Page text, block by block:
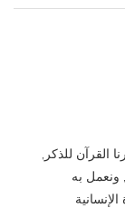
القرآن للذكر,
ونعمل به